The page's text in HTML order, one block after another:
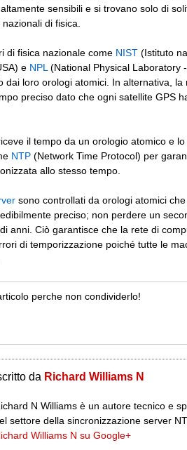
sensibili e si trovano solo di
di fisica.
di fisica nazionale come NIST (Istituto
e NPL (National Physical Laboratory
dai loro orologi atomici. In alternativa, la
preciso dato che ogni satellite GPS
il tempo da un orologio atomico e
NTP (Network Time Protocol) per
allo stesso tempo.
sono controllati da orologi atomici
preciso; non perdere un
anni. Ciò garantisce che la rete di
di temporizzazione poiché tutte le
perche non condividerlo!
da Richard Williams N
N Williams è un autore tecnico e
settore della sincronizzazione server
Williams N su Google+